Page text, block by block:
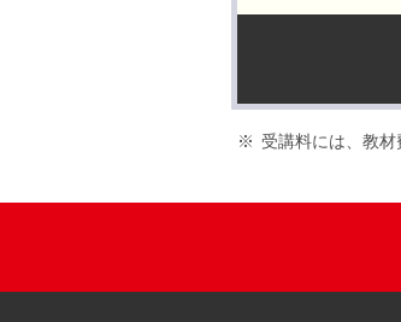
受講料には、教材